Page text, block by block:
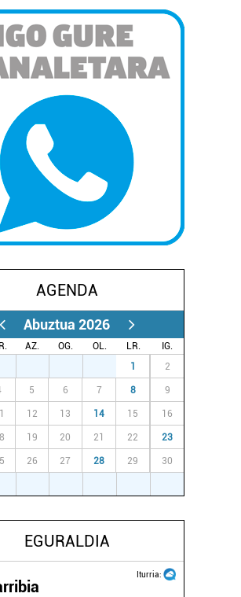
AGENDA
Abuztua 2026
AZ. OG. OL. LR.
IG.
1 2
5 6 7 8 9
12 13 14 15 16
19 20 21 22 23
26 27 28 29 30
EGURALDIA
Iturria: